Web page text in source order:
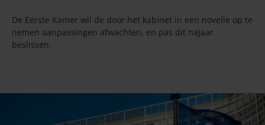
De Eerste Kamer wil de door het kabinet in een novelle op te
nemen aanpassingen afwachten, en pas dit najaar
beslissen.